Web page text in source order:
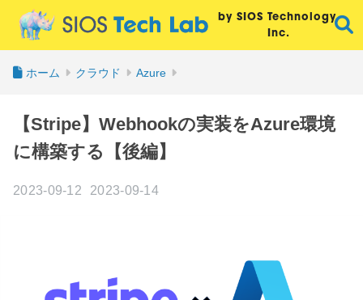
by SIOS Technology,
Inc.
ホーム クラウド Azure
【Stripe】Webhookの実装をAzure環境
に構築する【後編】
2023-09-12 2023-09-14